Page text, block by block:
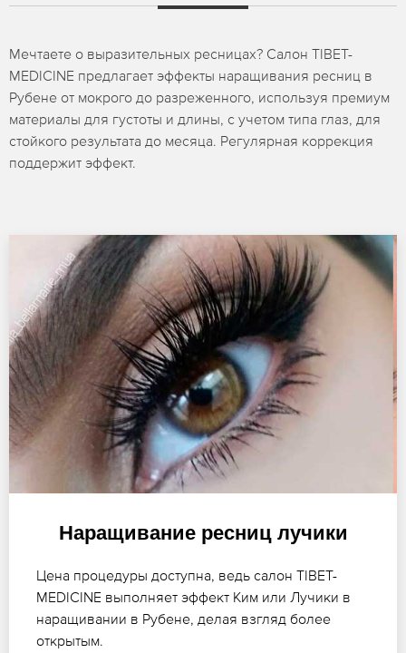
Мечтаете о выразительных ресницах? Салон TIBET-
MEDICINE предлагает эффекты наращивания ресниц в
Рубене от мокрого до разреженного, используя премиум
материалы для густоты и длины, с учетом типа глаз, для
стойкого результата до месяца. Регулярная коррекция
поддержит эффект.
Наращивание ресниц лучики
Цена процедуры доступна, ведь салон TIBET-
MEDICINE выполняет эффект Ким или Лучики в
наращивании в Рубене, делая взгляд более
открытым.